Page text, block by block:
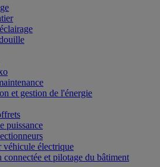
et gestion de l'énergie
puissance
véhicule électrique
et pilotage du bâtiment